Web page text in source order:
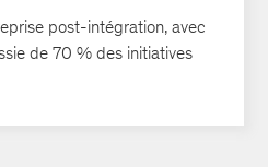
post-intégration, avec
de 70 % des initiatives